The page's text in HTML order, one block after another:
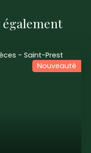
également
Nouveauté